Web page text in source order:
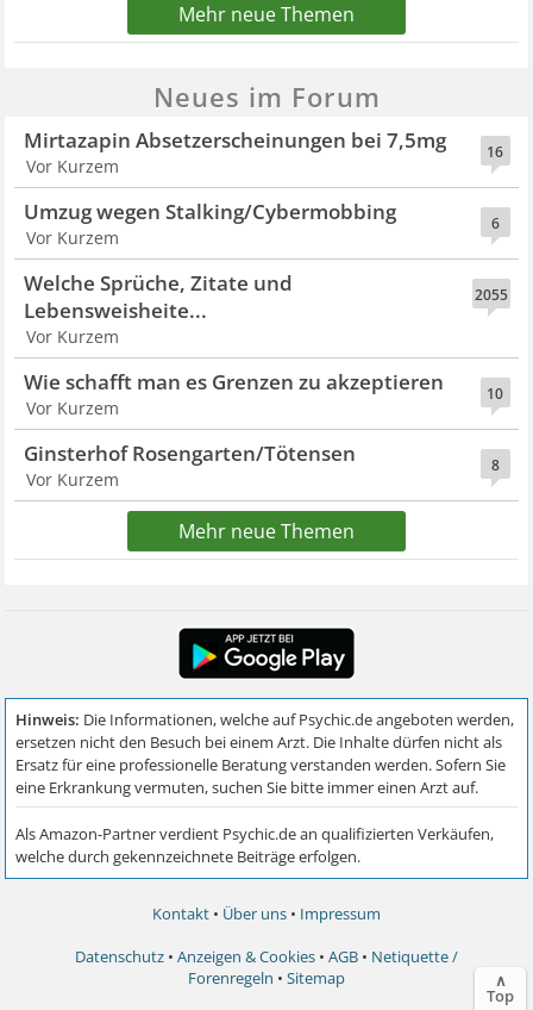
Mehr neue Themen
Neues im Forum
16
Mirtazapin Absetzerscheinungen bei 7,5mg
Vor Kurzem
6
Umzug wegen Stalking/Cybermobbing
Vor Kurzem
2055
Welche Sprüche, Zitate und
Lebensweisheite...
Vor Kurzem
10
Wie schafft man es Grenzen zu akzeptieren
Vor Kurzem
8
Ginsterhof Rosengarten/Tötensen
Vor Kurzem
Mehr neue Themen
Kontakt • Über uns • Impressum
Datenschutz • Anzeigen & Cookies • AGB • Netiquette /
Forenregeln • Sitemap ∧
Top